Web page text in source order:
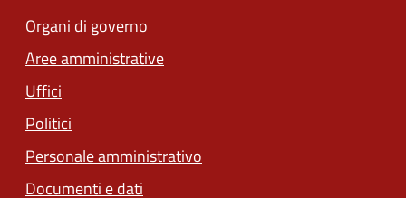
Organi di governo
Aree amministrative
Uffici
Politici
Personale amministrativo
Documenti e dati